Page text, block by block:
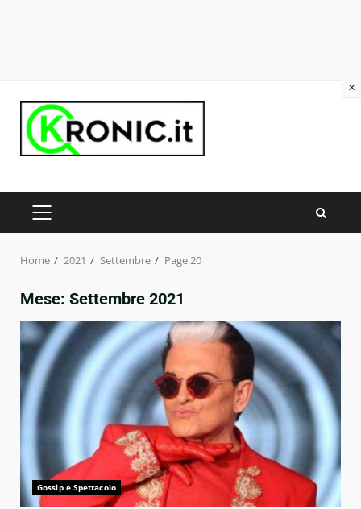
content
PRIMARY
Home 2021 Settembre Page 20
Mese: Settembre 2021
Gossip e Spettacolo
×